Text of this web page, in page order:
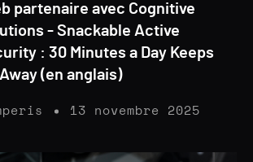
partenaire avec Cognitive
- Snackable Active
: 30 Minutes a Day Keeps
(en anglais)
13 novembre 2025